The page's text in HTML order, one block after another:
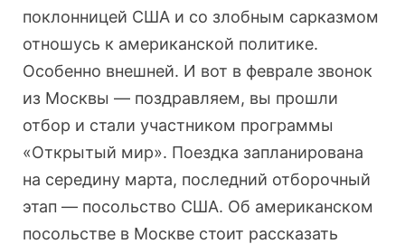
поклонницей США и со злобным сарказмом
отношусь к американской политике.
Особенно внешней. И вот в феврале звонок
из Москвы — поздравляем, вы прошли
отбор и стали участником программы
«Открытый мир». Поездка запланирована
на середину марта, последний отборочный
этап — посольство США. Об американском
посольстве в Москве стоит рассказать